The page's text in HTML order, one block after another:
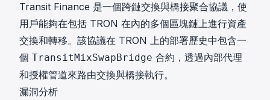
Transit Finance 是一個跨鏈交換與橋接聚合協議，使
用戶能夠在包括 TRON 在內的多個區塊鏈上進行資產
交換和轉移。該協議在 TRON 上的部署歷史中包含一
個 TransitMixSwapBridge 合約，透過內部代理
和授權管道來路由交換與橋接執行。
漏洞分析